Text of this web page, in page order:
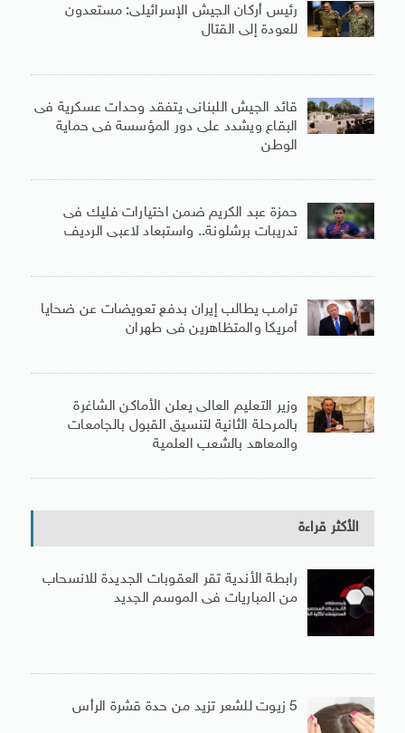
رئيس أركان الجيش الإسرائيلى: مستعدون
للعودة إلى القتال
قائد الجيش اللبنانى يتفقد وحدات عسكرية فى
البقاع ويشدد على دور المؤسسة فى حماية
الوطن
حمزة عبد الكريم ضمن اختيارات فليك فى
تدريبات برشلونة.. واستبعاد لاعبى الرديف
ترامب يطالب إيران بدفع تعويضات عن ضحايا
أمريكا والمتظاهرين فى طهران
وزير التعليم العالى يعلن الأماكن الشاغرة
بالمرحلة الثانية لتنسيق القبول بالجامعات
والمعاهد بالشعب العلمية
الأكثر قراءة
رابطة الأندية تقر العقوبات الجديدة للانسحاب
من المباريات فى الموسم الجديد
5 زيوت للشعر تزيد من حدة قشرة الرأس